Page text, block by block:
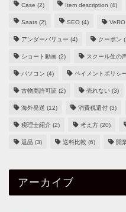
Case (2) Item description (4)
Saats (2) SEO (4)
アンダーバリュー (4) クーポン
ショート動画 (2) スクール生の
パソコン (4) ペイメントポリシ
古物商許可証 (2) 売れない (3)
海外発送 (12) 消費税還付 (3)
税理士紹介 (2) 考え方 (20)
返品 (3) 送料比較 (6) 開
アーカイブ